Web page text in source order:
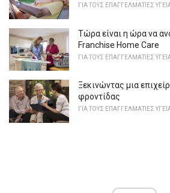
ΓΙΑ ΤΟΥΣ ΕΠΑΓΓΕΛΜΑΤΊΕΣ
Τώρα είναι η ώρα να
Franchise Home Care
ΓΙΑ ΤΟΥΣ ΕΠΑΓΓΕΛΜΑΤΊΕΣ
Ξεκινώντας μια
φροντίδας
ΓΙΑ ΤΟΥΣ ΕΠΑΓΓΕΛΜΑΤΊΕΣ